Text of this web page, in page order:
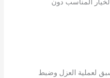
لعملية العزل وضبط